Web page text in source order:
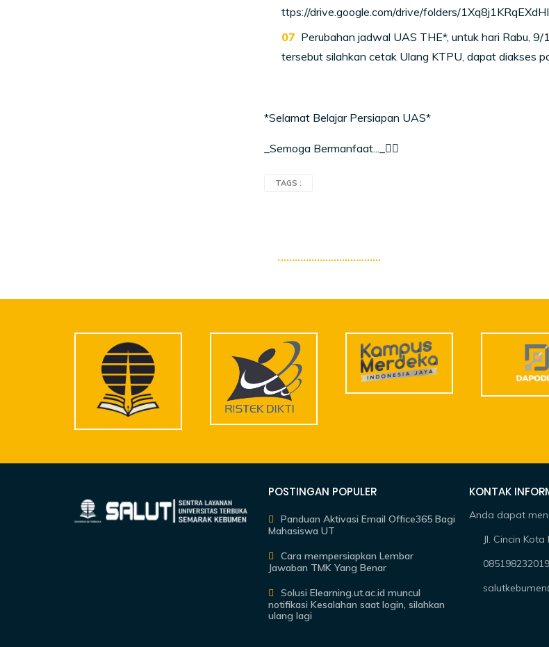
ttps://drive.google.com/drive/folders/
Perubahan jadwal UAS THE*, untuk hari Rabu,
tersebut silahkan cetak Ulang KTPU, dapat diakses
*Selamat Belajar Persiapan UAS*
_Semoga Bermanfaat..._✍🏻
TAGS :
POSTINGAN POPULER
Panduan Aktivasi Email Office365 Bagi
Mahasiswa UT
Cara mempersiapkan Lembar
Jawaban TMK Yang Benar
Solusi Elearning.ut.ac.id muncul
notifikasi Kesalahan saat login, silahkan
ulang lagi
KONTAK
Anda dapat
Jl. Cincin
085198232019